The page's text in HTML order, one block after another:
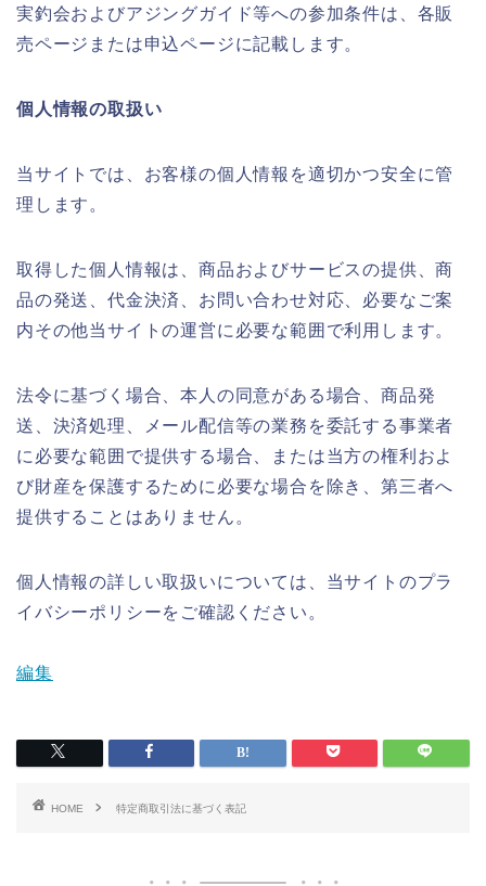
実釣会およびアジングガイド等への参加条件は、各販
売ページまたは申込ページに記載します。
個人情報の取扱い
当サイトでは、お客様の個人情報を適切かつ安全に管
理します。
取得した個人情報は、商品およびサービスの提供、商
品の発送、代金決済、お問い合わせ対応、必要なご案
内その他当サイトの運営に必要な範囲で利用します。
法令に基づく場合、本人の同意がある場合、商品発
送、決済処理、メール配信等の業務を委託する事業者
に必要な範囲で提供する場合、または当方の権利およ
び財産を保護するために必要な場合を除き、第三者へ
提供することはありません。
個人情報の詳しい取扱いについては、当サイトのプラ
イバシーポリシーをご確認ください。
編集
HOME 特定商取引法に基づく表記